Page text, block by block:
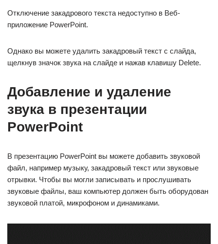
Отключение закадрового текста недоступно в Веб-
приложение PowerPoint.
Однако вы можете удалить закадровый текст с слайда,
щелкнув значок звука на слайде и нажав клавишу Delete.
Добавление и удаление
звука в презентации
PowerPoint
В презентацию PowerPoint вы можете добавить звуковой
файл, например музыку, закадровый текст или звуковые
отрывки. Чтобы вы могли записывать и прослушивать
звуковые файлы, ваш компьютер должен быть оборудован
звуковой платой, микрофоном и динамиками.